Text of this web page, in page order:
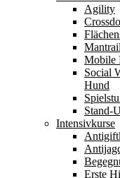
Agility
Mobile
Social
Hund
Stand-
Intensivkurse
Erste